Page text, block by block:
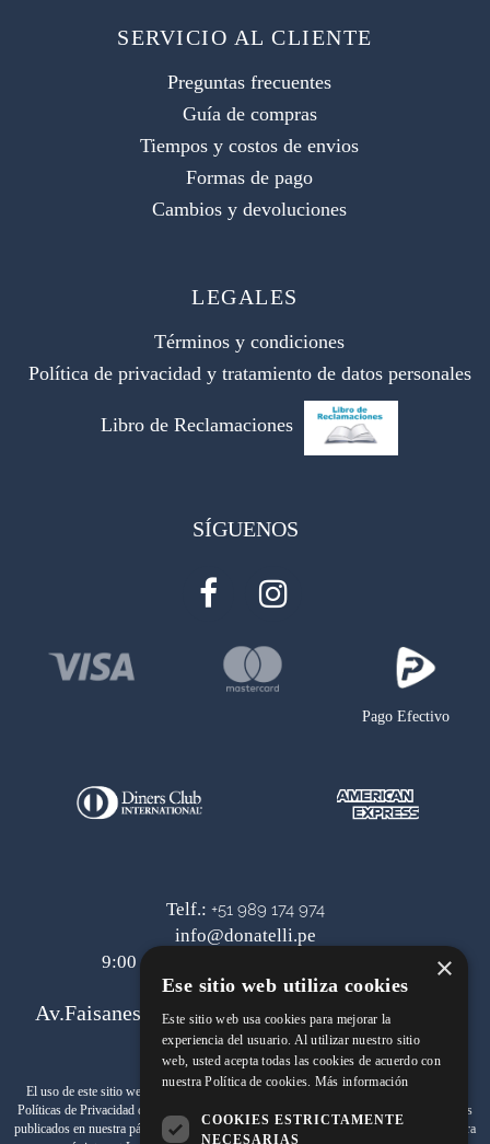
SERVICIO AL CLIENTE
Preguntas frecuentes
Guía de compras
Tiempos y costos de envios
Formas de pago
Cambios y devoluciones
LEGALES
Términos y condiciones
Política de privacidad y tratamiento de datos personales
Libro de Reclamaciones
SÍGUENOS
Pago Efectivo
Telf.: +51 989 174 974
info@donatelli.pe
9:00 am a 6:00 pm de lunes a viernes
Av.Faisanes 420 , Urb. La Campiña , Chorrillos
El uso de este sitio web implica la aceptación de los
Políticas de Privacidad de SAMITEX S.A. Las fotos son a modo ilustrativo.Los precios
publicados en nuestra página web
www.johnholden.comson válidos exclusivamente para
×
Ese sitio web utiliza cookies
Este sitio web usa cookies para mejorar la
experiencia del usuario. Al utilizar nuestro sitio
web, usted acepta todas las cookies de acuerdo con
nuestra Política de cookies. Más información
COOKIES ESTRICTAMENTE
NECESARIAS